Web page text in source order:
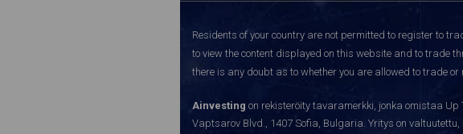
Residents of your country are not permitted to register to
to view the content displayed on this website and to trade
there is any doubt as to whether you are allowed to trade
Ainvesting on rekisteröity tavaramerkki, jonka omistaa Up
Vaptsarov Blvd., 1407 Sofia, Bulgaria. Yritys on